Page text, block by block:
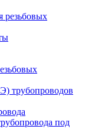
резьбовых
под